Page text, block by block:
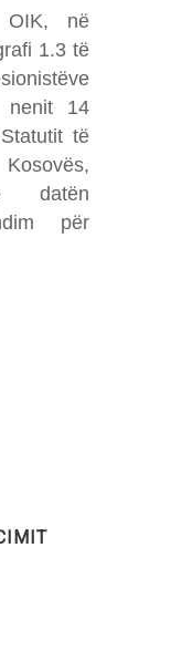
në
1.3 të
nenit 14
të
datën
për